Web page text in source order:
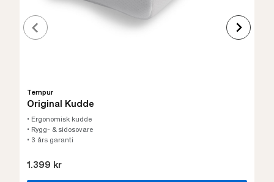
Tempur
Original Kudde
• Ergonomisk kudde
• Rygg- & sidosovare
• 3 års garanti
1.399 kr